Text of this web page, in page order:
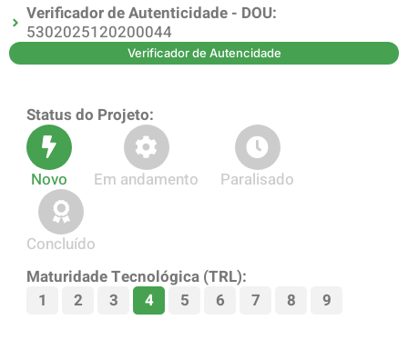
Verificador de Autenticidade - DOU:
5302025120200044
Verificador de Autencidade
Status do Projeto:
Novo Em andamento Paralisado
Concluído
Maturidade Tecnológica (TRL):
1
2 3 4 5 6 7 8 9